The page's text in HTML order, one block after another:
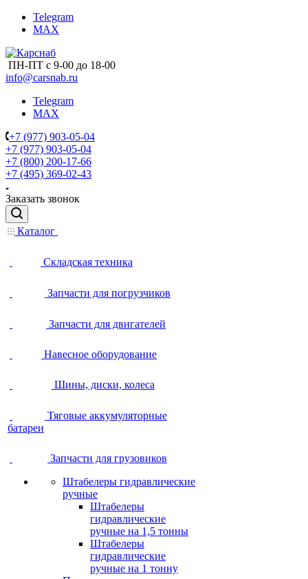
Telegram
MAX
ПН-ПТ с 9-00 до 18-00
info@carsnab.ru
Telegram
MAX
+7 (977) 903-05-04
+7 (977) 903-05-04
+7 (800) 200-17-66
+7 (495) 369-02-43
Заказать звонок
Каталог
Складская техника
Запчасти для погрузчиков
Запчасти для двигателей
Навесное оборудование
Шины, диски, колеса
Тяговые аккумуляторные
батареи
Запчасти для грузовиков
Штабелеры гидравлические
ручные
Штабелеры
гидравлические
ручные на 1,5 тонны
Штабелеры
гидравлические
ручные на 1 тонну